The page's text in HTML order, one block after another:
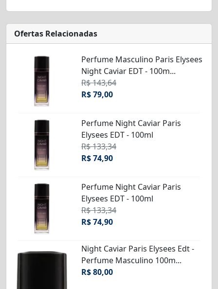
Ofertas Relacionadas
Perfume Masculino Paris Elysees
Night Caviar EDT - 100m...
R$ 143,64
R$ 79,00
Perfume Night Caviar Paris
Elysees EDT - 100ml
R$ 133,34
R$ 74,90
Perfume Night Caviar Paris
Elysees EDT - 100ml
R$ 133,34
R$ 74,90
Night Caviar Paris Elysees Edt -
Perfume Masculino 100m...
R$ 80,00